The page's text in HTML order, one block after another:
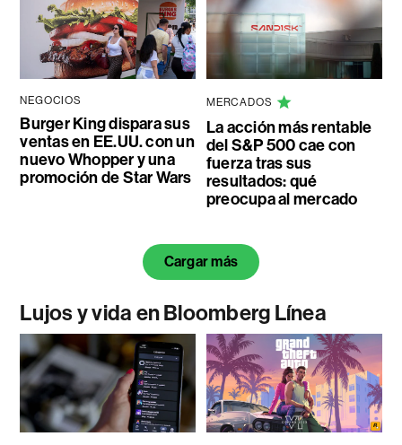
NEGOCIOS
Burger King dispara sus
ventas en EE.UU. con un
nuevo Whopper y una
promoción de Star Wars
MERCADOS
La acción más rentable
del S&P 500 cae con
fuerza tras sus
resultados: qué
preocupa al mercado
Cargar más
Lujos y vida en Bloomberg Línea